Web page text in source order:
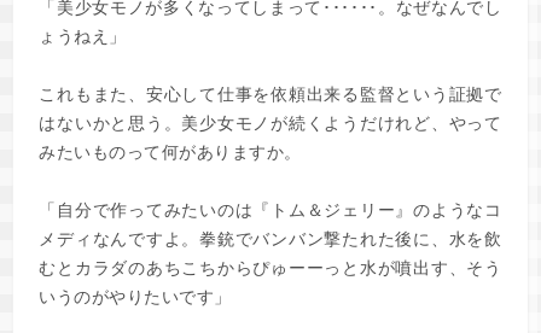
「美少女モノが多くなってしまって･･････。なぜなんでし
ょうねえ」
これもまた、安心して仕事を依頼出来る監督という証拠で
はないかと思う。美少女モノが続くようだけれど、やって
みたいものって何がありますか。
「自分で作ってみたいのは『トム＆ジェリー』のようなコ
メディなんですよ。拳銃でバンバン撃たれた後に、水を飲
むとカラダのあちこちからぴゅーーっと水が噴出す、そう
いうのがやりたいです」